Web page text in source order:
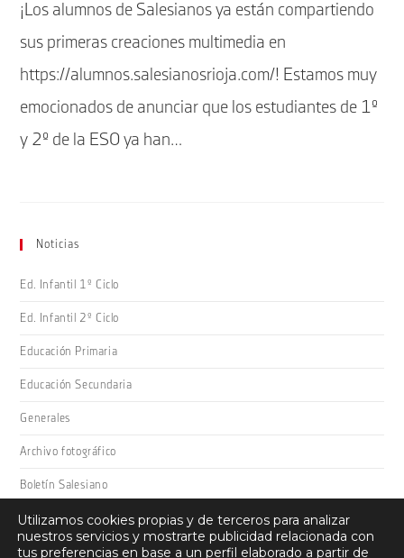
entrada:
entrada:
¡Los alumnos de Salesianos ya están compartiendo
sus primeras creaciones multimedia en
https://alumnos.salesianosrioja.com/! Estamos muy
emocionados de anunciar que los estudiantes de 1º
y 2º de la ESO ya han…
Noticias
Ed. Infantil 1º Ciclo
Ed. Infantil 2º Ciclo
Educación Primaria
Educación Secundaria
Generales
Archivo fotográfico
Boletín Salesiano
Utilizamos cookies propias y de terceros para analizar
nuestros servicios y mostrarte publicidad relacionada con
tus preferencias en base a un perfil elaborado a partir de